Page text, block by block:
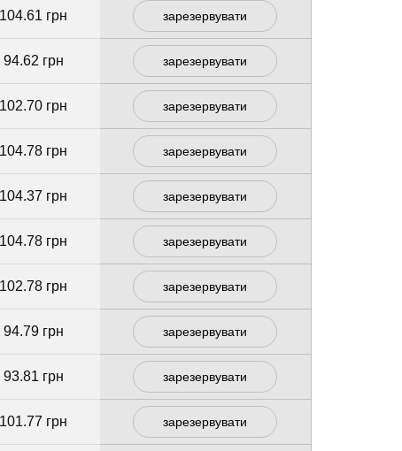
104.61 грн зарезервувати
94.62 грн зарезервувати
102.70 грн зарезервувати
104.78 грн зарезервувати
104.37 грн зарезервувати
104.78 грн зарезервувати
102.78 грн зарезервувати
94.79 грн зарезервувати
93.81 грн зарезервувати
101.77 грн зарезервувати